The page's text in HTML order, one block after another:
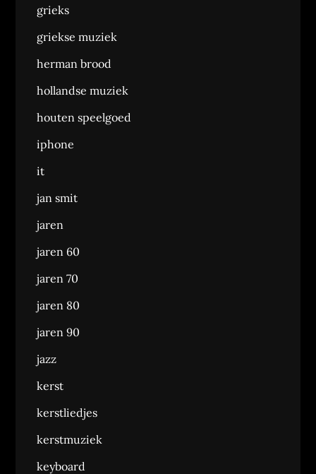
grieks
griekse muziek
herman brood
hollandse muziek
houten speelgoed
iphone
it
jan smit
jaren
jaren 60
jaren 70
jaren 80
jaren 90
jazz
kerst
kerstliedjes
kerstmuziek
keyboard